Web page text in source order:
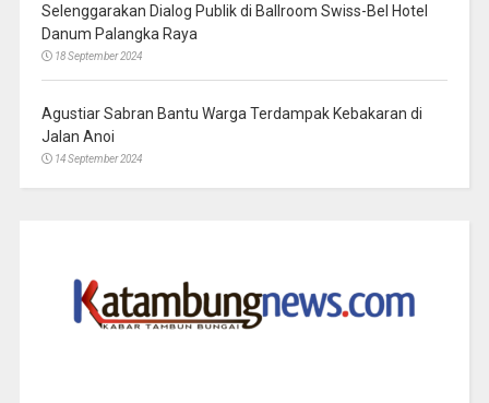
Selenggarakan Dialog Publik di Ballroom Swiss-Bel Hotel
Danum Palangka Raya
18 September 2024
Agustiar Sabran Bantu Warga Terdampak Kebakaran di
Jalan Anoi
14 September 2024